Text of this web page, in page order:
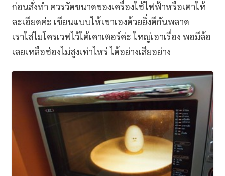
ก่อนสั่งทำ ควรวัดขนาดของเครื่องใช้ไฟฟ้าหรือเตาให้
ละเอียดค่ะ เขียนแบบให้เขาเองด้วยยิ่งดีกันพลาด
เราใส่ไมโครเวฟไว้ใต้เคาเตอร์ค่ะ ใหญ่เอาเรื่อง พอมีล้อ
เลยเหลือช่องไม่สูงเท่าไหร่ ได้อย่างเสียอย่าง